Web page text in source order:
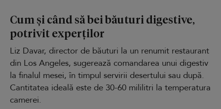
Cum și când să bei băuturi digestive,
potrivit experților
Liz Davar, director de băuturi la un renumit restaurant
din Los Angeles, sugerează comandarea unui digestiv
la finalul mesei, în timpul servirii desertului sau după.
Cantitatea ideală este de 30-60 mililitri la temperatura
camerei.